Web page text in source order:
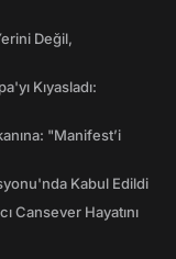
Değil,
Kıyasladı:
"Manifest’i
Kabul Edildi
Cansever Hayatını